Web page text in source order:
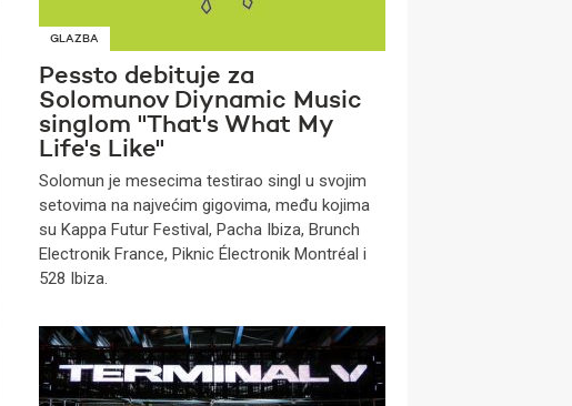
GLAZBA
Pessto debituje za
Solomunov Diynamic Music
singlom ''That's What My
Life's Like''
Solomun je mesecima testirao singl u svojim
setovima na najvećim gigovima, među kojima
su Kappa Futur Festival, Pacha Ibiza, Brunch
Electronik France, Piknic Électronik Montréal i
528 Ibiza.